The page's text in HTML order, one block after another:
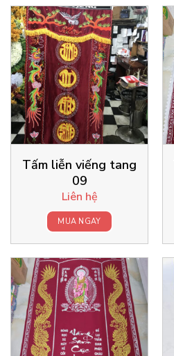
Tấm liễn viếng tang
09
Liên hệ
MUA NGAY